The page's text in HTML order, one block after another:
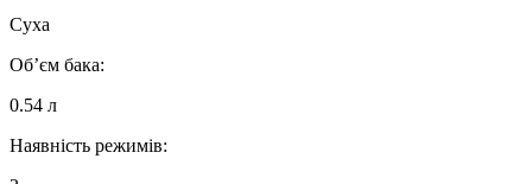
Суха
Об’єм бака:
0.54 л
Наявність режимів: